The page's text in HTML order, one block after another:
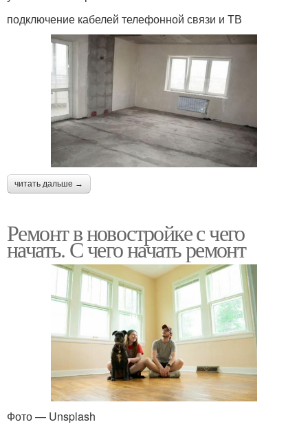
подключение кабелей телефонной связи и ТВ
читать дальше →
Ремонт в новостройке с чего
начать. С чего начать ремонт
Фото — Unsplash